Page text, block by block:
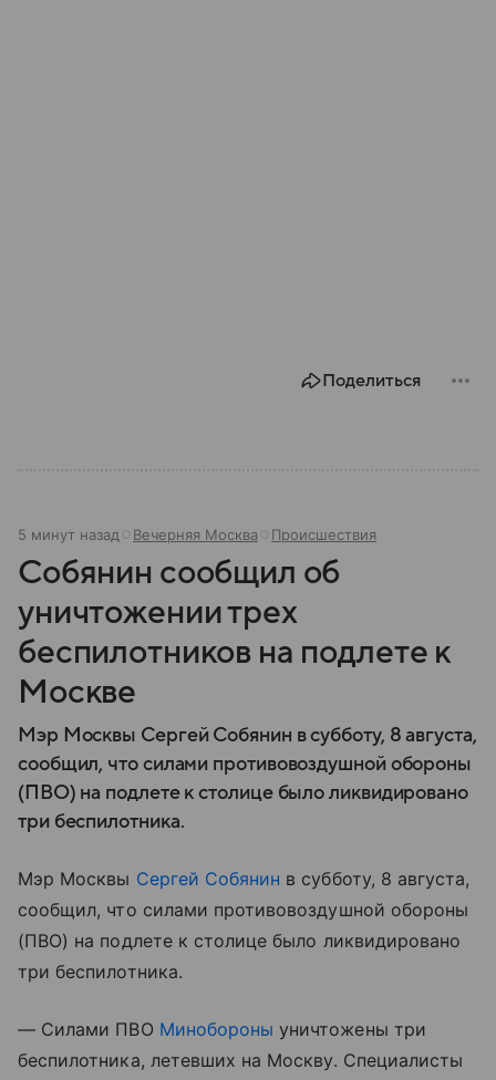
Поделиться
5 минут назад Вечерняя Москва Происшествия
Собянин сообщил об
уничтожении трех
беспилотников на подлете к
Москве
Мэр Москвы Сергей Собянин в субботу, 8 августа,
сообщил, что силами противовоздушной обороны
(ПВО) на подлете к столице было ликвидировано
три беспилотника.
Мэр Москвы Сергей Собянин в субботу, 8 августа,
сообщил, что силами противовоздушной обороны
(ПВО) на подлете к столице было ликвидировано
три беспилотника.
— Силами ПВО Минобороны уничтожены три
беспилотника, летевших на Москву. Специалисты